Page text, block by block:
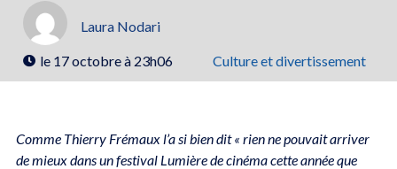
Laura Nodari
le 17 octobre à 23h06 Culture et divertissement
Comme Thierry Frémaux l’a si bien dit « rien ne pouvait arriver
de mieux dans un festival Lumière de cinéma cette année que